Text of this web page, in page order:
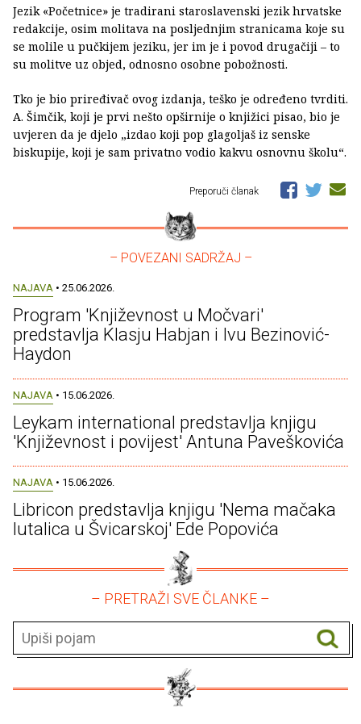
Jezik «Početnice» je tradirani staroslavenski jezik hrvatske
redakcije, osim molitava na posljednjim stranicama koje su
se molile u pučkijem jeziku, jer im je i povod drugačiji – to
su molitve uz objed, odnosno osobne pobožnosti.
Tko je bio priređivač ovog izdanja, teško je određeno tvrditi.
A. Šimčik, koji je prvi nešto opširnije o knjižici pisao, bio je
uvjeren da je djelo „izdao koji pop glagoljaš iz senske
biskupije, koji je sam privatno vodio kakvu osnovnu školu“.
Preporuči članak
– POVEZANI SADRŽAJ –
NAJAVA • 25.06.2026.
Program 'Književnost u Močvari'
predstavlja Klasju Habjan i Ivu Bezinović-
Haydon
NAJAVA • 15.06.2026.
Leykam international predstavlja knjigu
'Književnost i povijest' Antuna Paveškovića
NAJAVA • 15.06.2026.
Libricon predstavlja knjigu 'Nema mačaka
lutalica u Švicarskoj' Ede Popovića
– PRETRAŽI SVE ČLANKE –